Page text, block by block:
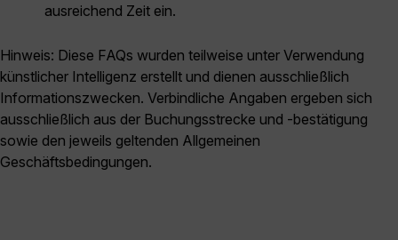
ausreichend Zeit ein.
Hinweis: Diese FAQs wurden teilweise unter Verwendung
künstlicher Intelligenz erstellt und dienen ausschließlich
Informationszwecken. Verbindliche Angaben ergeben sich
ausschließlich aus der Buchungsstrecke und -bestätigung
sowie den jeweils geltenden Allgemeinen
Geschäftsbedingungen.